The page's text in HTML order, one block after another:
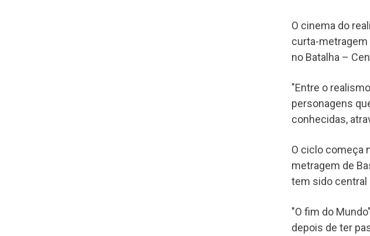
O cinema do
curta-metragem
no Batalha –
"Entre o
personagens
conhecidas,
O ciclo começa
metragem de
tem sido central
"O fim do
depois de ter